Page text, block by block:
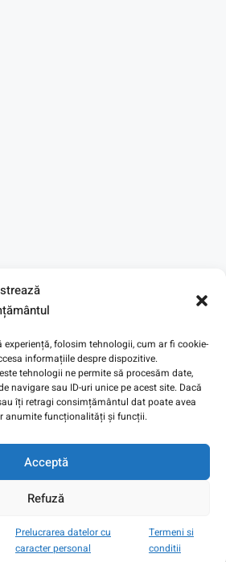
folosim tehnologii, cum ar fi cookie-
informațiile despre dispozitive.
tehnologii ne permite să procesăm date,
navigare sau ID-uri unice pe acest site. Dacă
îți retragi consimțământul dat poate avea
anumite funcționalități și funcții.
Acceptă
Refuză
Prelucrarea datelor cu
caracter personal
Termeni si
conditii
Search Wishlist
.